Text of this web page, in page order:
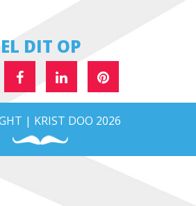
DIT OP
| KRIST DOO 2026